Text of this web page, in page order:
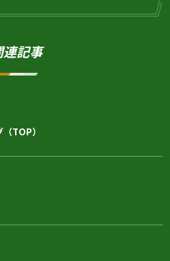
連記事
TOP）